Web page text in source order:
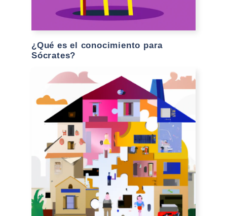
¿Qué es el conocimiento para
Sócrates?